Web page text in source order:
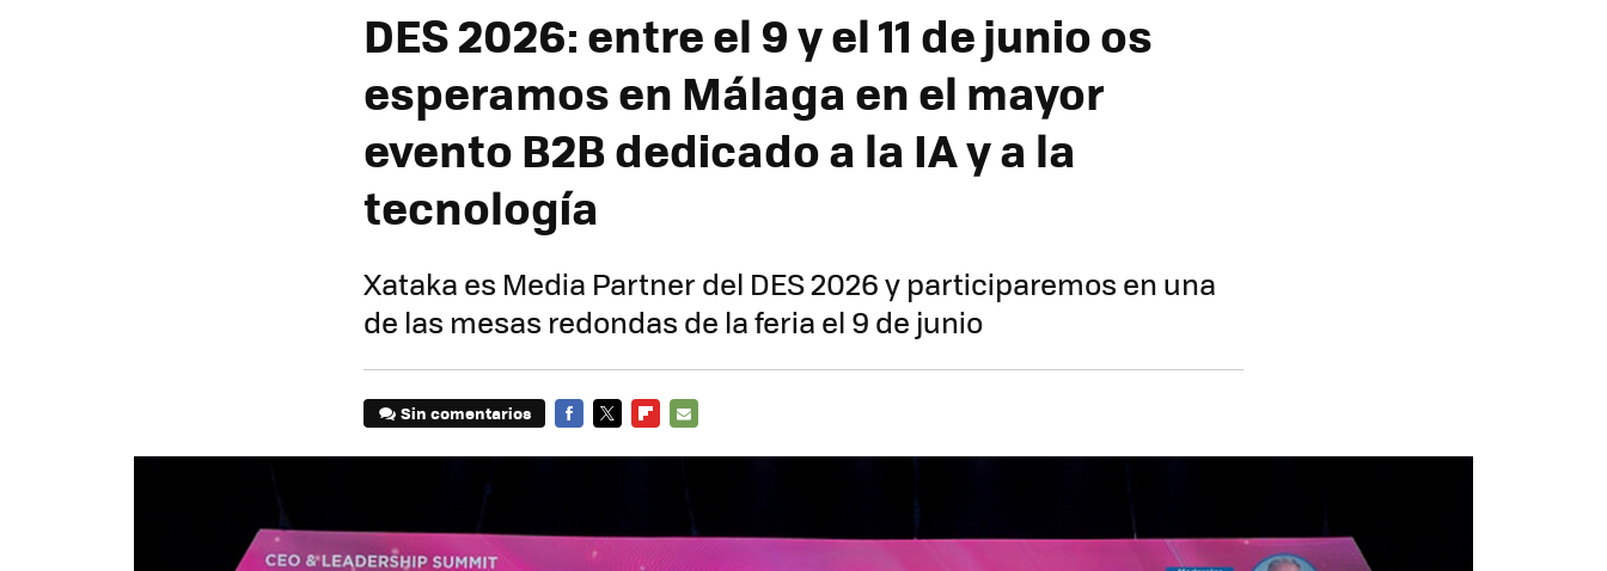
DES 2026: entre el 9 y el 11 de junio os
esperamos en Málaga en el mayor
evento B2B dedicado a la IA y a la
tecnología
Xataka es Media Partner del DES 2026 y participaremos en una
de las mesas redondas de la feria el 9 de junio
Sin comentarios